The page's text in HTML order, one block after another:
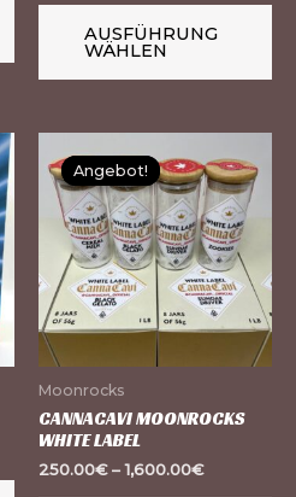
gewählt
werden
AUSFÜHRUNG
WÄHLEN
Produkt
mehrere
Varianten
können
auf
der
Angebot!
Angebot!
Moonrocks
CANNACAVI MOONROCKS
WHITE LABEL
250.00€–1,600.00€